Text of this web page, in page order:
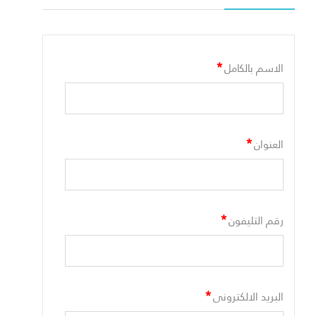
الاسم بالكامل*
العنوان*
رقم التليفون*
البريد الالكترونى*